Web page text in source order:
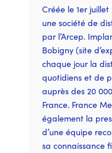
Créée le 1er
une société de
par l’Arcep.
Bobigny (site
chaque jour la
quotidiens et de
auprès des 20
France. France
également la
d’une équipe
sa connaissance